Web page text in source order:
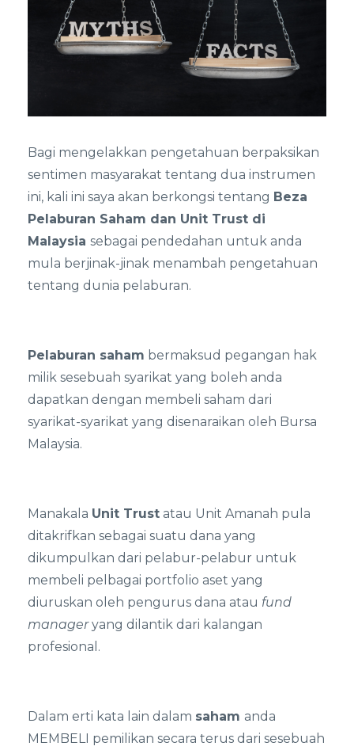
Bagi mengelakkan pengetahuan berpaksikan
sentimen masyarakat tentang dua instrumen
ini, kali ini saya akan berkongsi tentang Beza
Pelaburan Saham dan Unit Trust di
Malaysia sebagai pendedahan untuk anda
mula berjinak-jinak menambah pengetahuan
tentang dunia pelaburan.
Pelaburan saham bermaksud pegangan hak
milik sesebuah syarikat yang boleh anda
dapatkan dengan membeli saham dari
syarikat-syarikat yang disenaraikan oleh Bursa
Malaysia.
Manakala Unit Trust atau Unit Amanah pula
ditakrifkan sebagai suatu dana yang
dikumpulkan dari pelabur-pelabur untuk
membeli pelbagai portfolio aset yang
diuruskan oleh pengurus dana atau fund
manageryang dilantik dari kalangan
profesional.
Dalam erti kata lain dalam saham anda
MEMBELI pemilikan secara terus dari sesebuah